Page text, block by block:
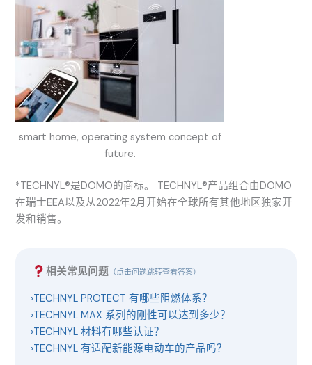
smart home, operating system concept of
future.
*TECHNYL®是DOMO的商标。 TECHNYL®产品组合由DOMO
在瑞士EEA以及从2022年2月开始在全球所有其他地区独家开
发和销售。
相关常见问题（点击问题跳转查看答案）
›TECHNYL PROTECT 有哪些阻燃体系？
›TECHNYL MAX 系列的刚性可以达到多少？
›TECHNYL 材料有哪些认证？
›TECHNYL 有适配新能源电动车的产品吗？